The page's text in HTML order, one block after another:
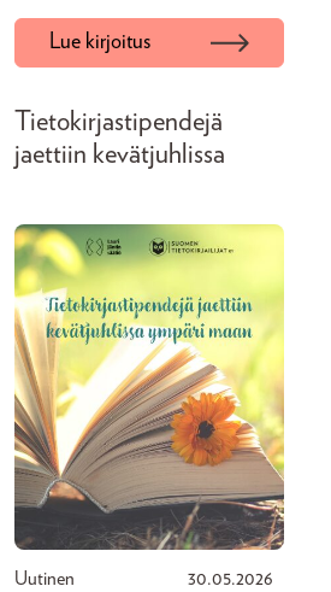
Lue kirjoitus
Tietokirjastipendejä
jaettiin kevätjuhlissa
Uutinen 30.05.2026